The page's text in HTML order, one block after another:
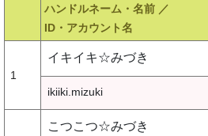
ハンドルネーム・名前 ／
ID・アカウント名
1
イキイキ☆みづき
ikiiki.mizuki
こつこつ☆みづき